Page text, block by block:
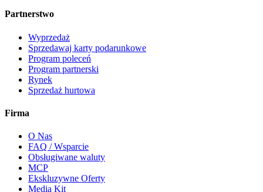
Partnerstwo
Wyprzedaż
Sprzedawaj karty podarunkowe
Program poleceń
Program partnerski
Rynek
Sprzedaż hurtowa
Firma
O Nas
FAQ / Wsparcie
Obsługiwane waluty
MCP
Ekskluzywne Oferty
Media Kit